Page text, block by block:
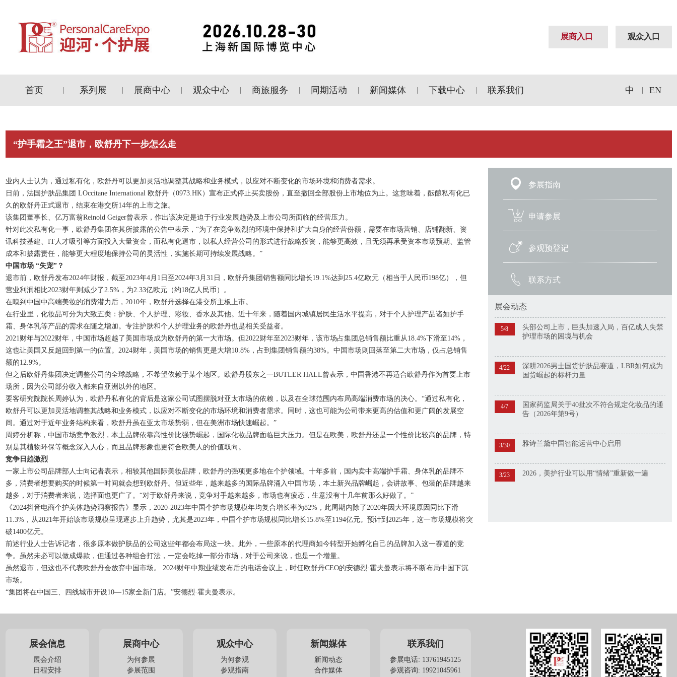
展商入口 观众入口
首页 系列展 展商中心 观众中心 商旅服务 同期活动 新闻媒体 下载中心 联系我们 中 EN
“护手霜之王”退市，欧舒丹下一步怎么走
业内人士认为，通过私有化，欧舒丹可以更加灵活地调整其战略和业务模式，以应对不断变化的市场环境和消费者需求。
日前，法国护肤品集团 LOccitane International 欧舒丹（0973.HK）宣布正式停止买卖股份，直至撤回全部股份上市地位为止。这意味着，酝酿私有化已
久的欧舒丹正式退市，结束在港交所14年的上市之旅。
该集团董事长、亿万富翁Reinold Geiger曾表示，作出该决定是迫于行业发展趋势及上市公司所面临的经营压力。
针对此次私有化一事，欧舒丹集团在其所披露的公告中表示，“为了在竞争激烈的环境中保持和扩大自身的经营份额，需要在市场营销、店铺翻新、资
讯科技基建、IT人才吸引等方面投入大量资金，而私有化退市，以私人经营公司的形式进行战略投资，能够更高效，且无须再承受资本市场预期、监管
成本和披露责任，能够更大程度地保持公司的灵活性，实施长期可持续发展战略。”
中国市场 “失宠”？
退市前，欧舒丹发布2024年财报，截至2023年4月1日至2024年3月31日，欧舒丹集团销售额同比增长19.1%达到25.4亿欧元（相当于人民币198亿），但
营业利润相比2023财年则减少了2.5%，为2.33亿欧元（约18亿人民币）。
在嗅到中国中高端美妆的消费潜力后，2010年，欧舒丹选择在港交所主板上市。
在行业里，化妆品可分为大致五类：护肤、个人护理、彩妆、香水及其他。近十年来，随着国内城镇居民生活水平提高，对于个人护理产品诸如护手
霜、身体乳等产品的需求在随之增加。专注护肤和个人护理业务的欧舒丹也是相关受益者。
2021财年与2022财年，中国市场超越了美国市场成为欧舒丹的第一大市场。但2022财年至2023财年，该市场占集团总销售额比重从18.4%下滑至14%，
这也让美国又反超回到第一的位置。2024财年，美国市场的销售更是大增10.8%，占到集团销售额的38%。中国市场则回落至第二大市场，仅占总销售
额的12.9%。
但之后欧舒丹集团决定调整公司的全球战略，不希望依赖于某个地区。欧舒丹股东之一BUTLER HALL曾表示，中国香港不再适合欧舒丹作为首要上市
场所，因为公司部分收入都来自亚洲以外的地区。
要客研究院院长周婷认为，欧舒丹私有化的背后是这家公司试图摆脱对亚太市场的依赖，以及在全球范围内布局高端消费市场的决心。“通过私有化，
欧舒丹可以更加灵活地调整其战略和业务模式，以应对不断变化的市场环境和消费者需求。同时，这也可能为公司带来更高的估值和更广阔的发展空
间。通过对于近年业务结构来看，欧舒丹虽在亚太市场势弱，但在美洲市场快速崛起。”
周婷分析称，中国市场竞争激烈，本土品牌依靠高性价比强势崛起，国际化妆品牌面临巨大压力。但是在欧美，欧舒丹还是一个性价比较高的品牌，特
别是其植物环保等概念深入人心，而且品牌形象也更符合欧美人的价值取向。
竞争日趋激烈
一家上市公司品牌部人士向记者表示，相较其他国际美妆品牌，欧舒丹的强项更多地在个护领域。十年多前，国内卖中高端护手霜、身体乳的品牌不
多，消费者想要购买的时候第一时间就会想到欧舒丹。但近些年，越来越多的国际品牌涌入中国市场，本土新兴品牌崛起，会讲故事、包装的品牌越来
越多，对于消费者来说，选择面也更广了。“对于欧舒丹来说，竞争对手越来越多，市场也有疲态，生意没有十几年前那么好做了。”
《2024抖音电商个护美体趋势洞察报告》显示，2020-2023年中国个护市场规模年均复合增长率为82%，此周期内除了2020年因大环境原因同比下滑
11.3%，从2021年开始该市场规模呈现逐步上升趋势，尤其是2023年，中国个护市场规模同比增长15.8%至1194亿元。预计到2025年，这一市场规模将突
破1400亿元。
前述行业人士告诉记者，很多原本做护肤品的公司这些年都会布局这一块。此外，一些原本的代理商如今转型开始孵化自己的品牌加入这一赛道的竞
争。虽然未必可以做成爆款，但通过各种组合打法，一定会吃掉一部分市场，对于公司来说，也是一个增量。
虽然退市，但这也不代表欧舒丹会放弃中国市场。 2024财年中期业绩发布后的电话会议上，时任欧舒丹CEO的安德烈·霍夫曼表示将不断布局中国下沉
市场。
“集团将在中国三、四线城市开设10—15家全新门店。”安德烈·霍夫曼表示。
参展指南
申请参展
参观预登记
联系方式
展会动态
5/8
头部公司上市，巨头加速入局，百亿成人失禁
护理市场的困境与机会
4/22
深耕2026男士国货护肤品赛道，LBR如何成为
国货崛起的标杆力量
4/7
国家药监局关于40批次不符合规定化妆品的通
告（2026年第9号）
3/30 雅诗兰黛中国智能运营中心启用
3/23 2026，美护行业可以用“情绪”重新做一遍
展会信息
展会介绍
日程安排
展商中心
为何参展
参展范围
观众中心
为何参观
参观指南
新闻媒体
新闻动态
合作媒体
联系我们
参展电话: 13761945125
参观咨询: 19921045961